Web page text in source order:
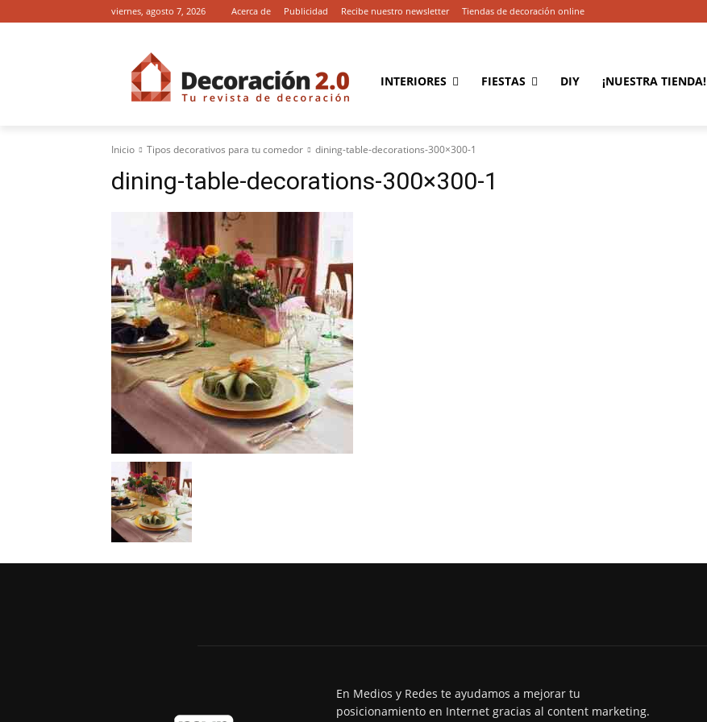
viernes, agosto 7, 2026 Acerca de Publicidad Recibe nuestro newsletter Tiendas de decoración online
INTERIORES FIESTAS DIY ¡NUESTRA TIENDA!
Inicio Tipos decorativos para tu comedor dining-table-decorations-300×300-1
dining-table-decorations-300×300-1
En Medios y Redes te ayudamos a mejorar tu
posicionamiento en Internet gracias al content marketing.